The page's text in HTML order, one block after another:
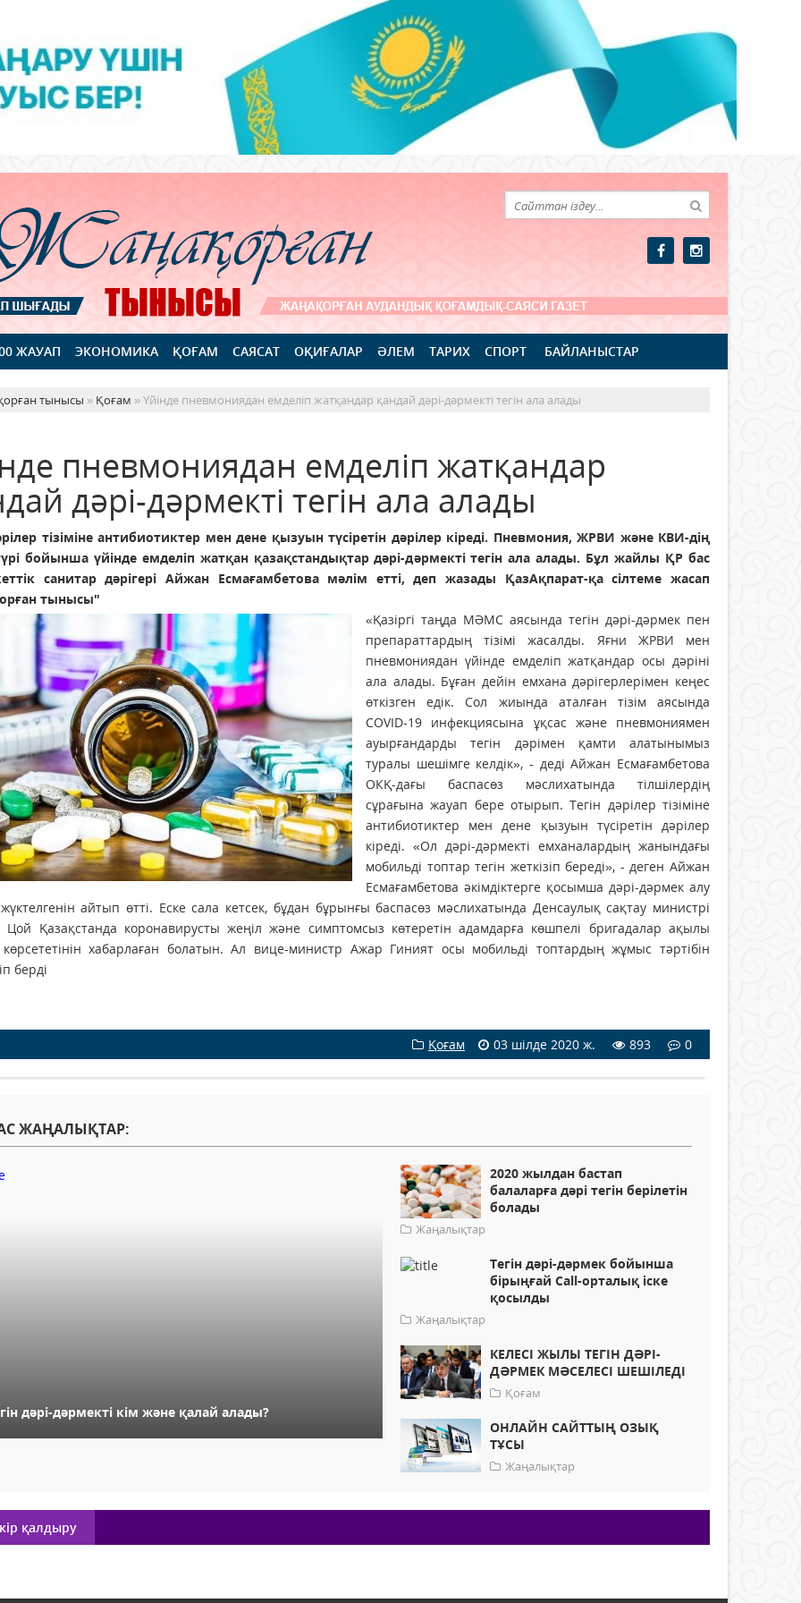
ЖАУАП ЭКОНОМИКА ҚОҒАМ САЯСАТ ОҚИҒАЛАР ӘЛЕМ ТАРИХ СПОРТ БАЙЛАНЫСТАР
тынысы » Қоғам » Үйінде пневмониядан емделіп жатқандар қандай дәрі-дәрмекті тегін ала алады
пневмониядан емделіп жатқандар
дәрі-дәрмекті тегін ала алады
тізіміне антибиотиктер мен дене қызуын түсіретін дәрілер кіреді. Пневмония, ЖРВИ және КВИ-дің
бойынша үйінде емделіп жатқан қазақстандықтар дәрі-дәрмекті тегін ала алады. Бұл жайлы ҚР бас
санитар дәрігері Айжан Есмағамбетова мәлім етті, деп жазады ҚазАқпарат-қа сілтеме жасап
тынысы"
«Қазіргі таңда МӘМС аясында тегін дәрі-дәрмек пен
препараттардың тізімі жасалды. Яғни ЖРВИ мен
пневмониядан үйінде емделіп жатқандар осы дәріні
ала алады. Бұған дейін емхана дәрігерлерімен кеңес
өткізген едік. Сол жиында аталған тізім аясында
COVID-19 инфекциясына ұқсас және пневмониямен
ауырғандарды тегін дәрімен қамти алатынымыз
туралы шешімге келдік», - деді Айжан Есмағамбетова
ОКҚ-дағы баспасөз мәслихатында тілшілердің
сұрағына жауап бере отырып. Тегін дәрілер тізіміне
антибиотиктер мен дене қызуын түсіретін дәрілер
кіреді. «Ол дәрі-дәрмекті емханалардың жанындағы
мобильді топтар тегін жеткізіп береді», - деген Айжан
Есмағамбетова әкімдіктерге қосымша дәрі-дәрмек алу
жүктелгенін айтып өтті. Еске сала кетсек, бұдан бұрынғы баспасөз мәслихатында Денсаулық сақтау министрі
Цой Қазақстанда коронавирусты жеңіл және симптомсыз көтеретін адамдарға көшпелі бригадалар ақылы
хабарлаған болатын. Ал вице-министр Ажар Гиният осы мобильді топтардың жұмыс тәртібін
берді
Қоғам 03 шілде 2020 ж. 893 0
ЖАҢАЛЫҚТАР:
дәрі-дәрмекті кім және қалай алады?
2020 жылдан бастап
балаларға дәрі тегін берілетін
болады
Жаңалықтар
Тегін дәрі-дәрмек бойынша
бірыңғай Call-орталық іске
қосылды
Жаңалықтар
КЕЛЕСІ ЖЫЛЫ ТЕГІН ДӘРІ-
ДӘРМЕК МӘСЕЛЕСІ ШЕШІЛЕДІ
Қоғам
ОНЛАЙН САЙТТЫҢ ОЗЫҚ
ТҰСЫ
Жаңалықтар
қалдыру